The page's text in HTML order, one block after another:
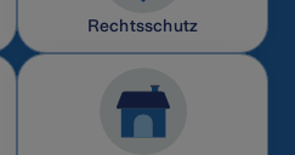
Rechtsschutz